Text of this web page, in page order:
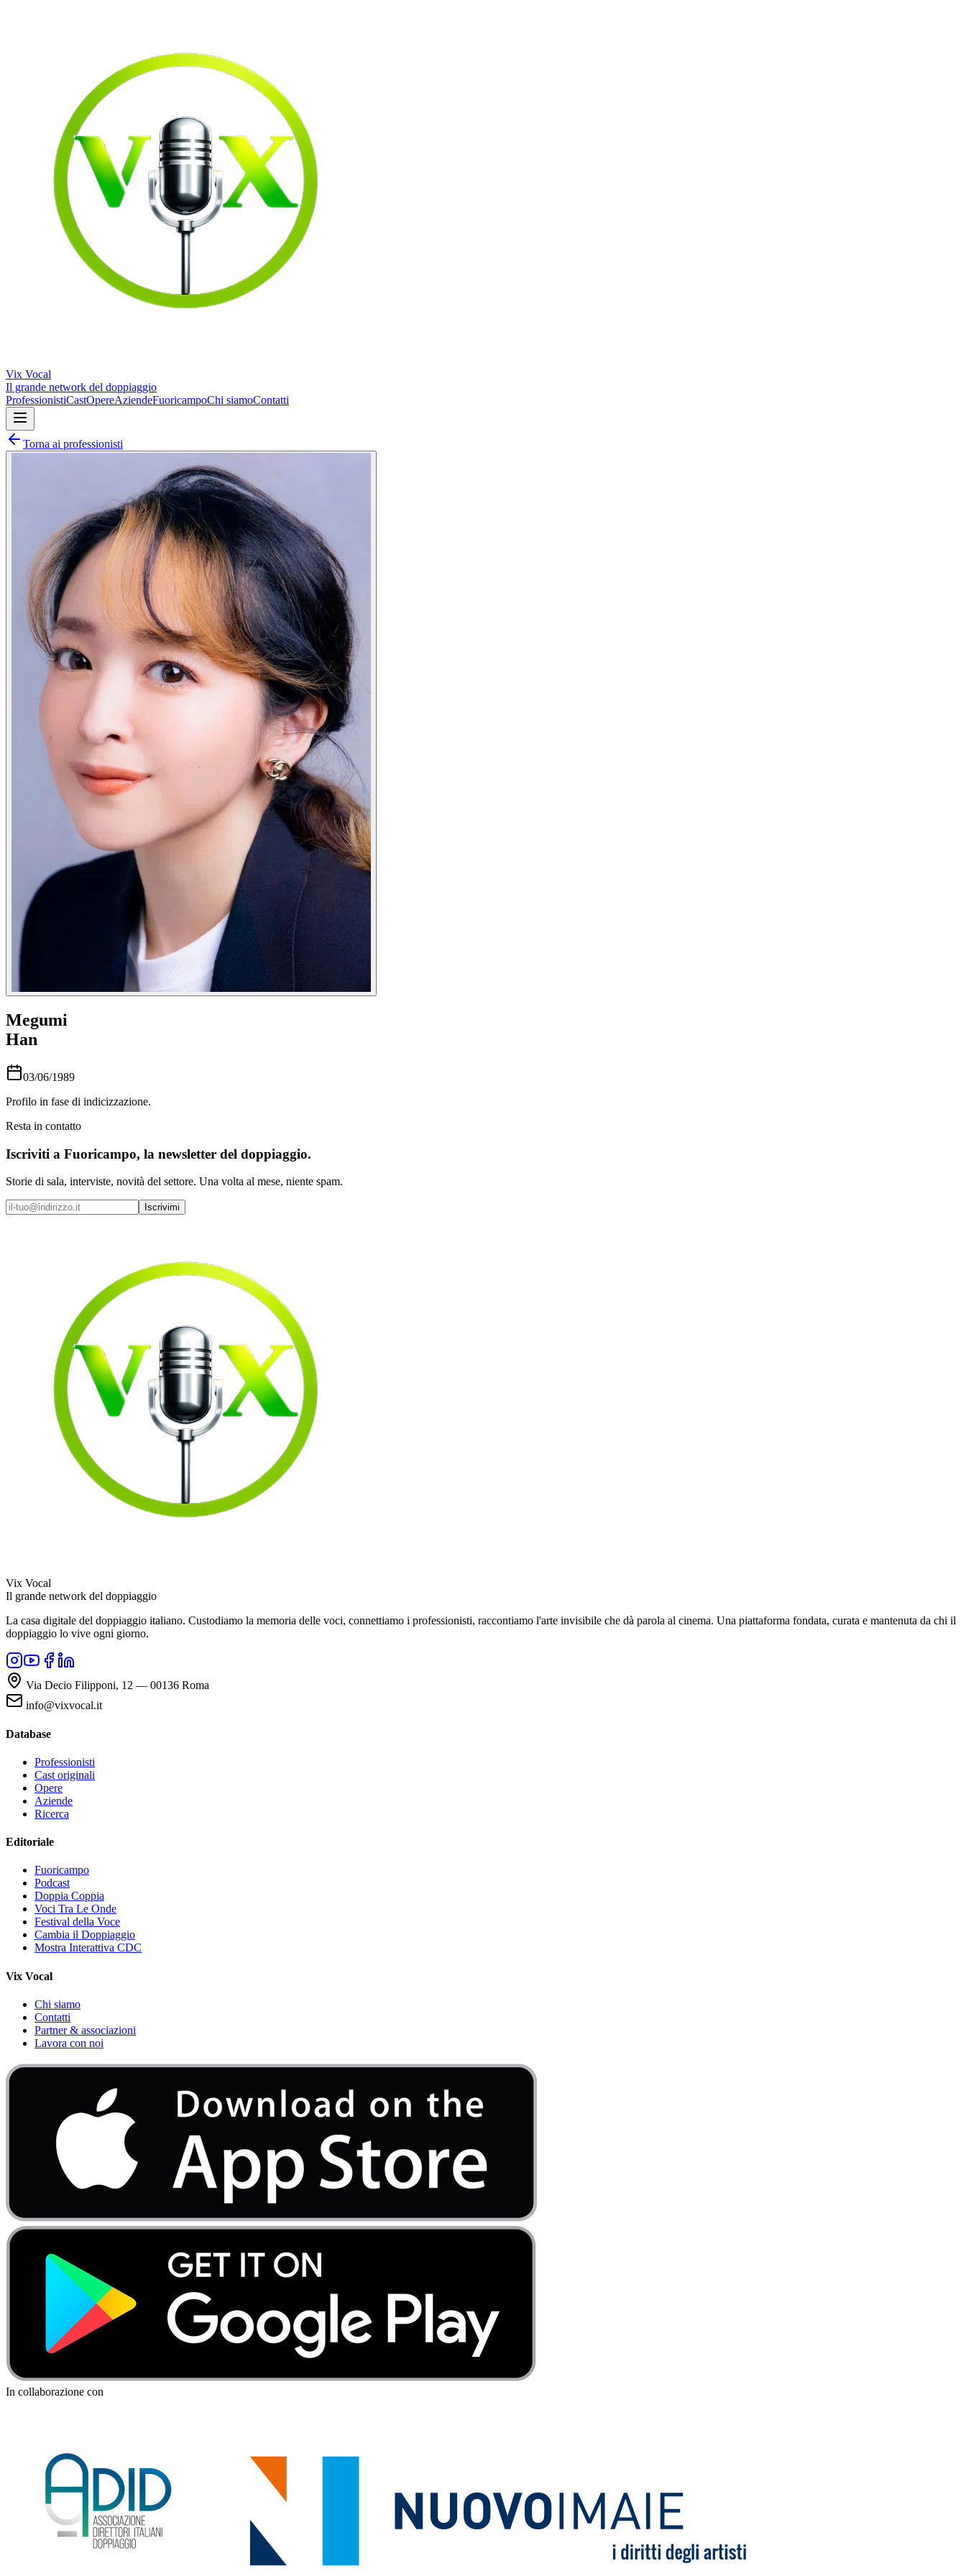
Vix Vocal
Il grande network del doppiaggio
ProfessionistiCastOpereAziendeFuoricampoChi siamoContatti
Torna ai professionisti
Megumi
Han
03/06/1989
Profilo in fase di indicizzazione.
Resta in contatto
Iscriviti a Fuoricampo, la newsletter del doppiaggio.
Storie di sala, interviste, novità del settore. Una volta al mese, niente spam.
Iscrivimi
Vix Vocal
Il grande network del doppiaggio
La casa digitale del doppiaggio italiano. Custodiamo la memoria delle voci, connettiamo i professionisti, raccontiamo l'arte invisibile che dà parola al cinema. Una piattaforma fondata, curata e mantenuta da chi il
doppiaggio lo vive ogni giorno.
Via Decio Filipponi, 12 — 00136 Roma
info@vixvocal.it
Database
Professionisti
Cast originali
Opere
Aziende
Ricerca
Editoriale
Fuoricampo
Podcast
Doppia Coppia
Voci Tra Le Onde
Festival della Voce
Cambia il Doppiaggio
Mostra Interattiva CDC
Vix Vocal
Chi siamo
Contatti
Partner & associazioni
Lavora con noi
In collaborazione con